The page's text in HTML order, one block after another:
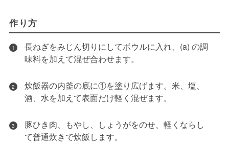
作り方
1
長ねぎをみじん切りにしてボウルに入れ、(a) の調
味料を加えて混ぜ合わせます。
2
炊飯器の内釜の底に①を塗り広げます。米、塩、
酒、水を加えて表面だけ軽く混ぜます。
3
豚ひき肉、もやし、しょうがをのせ、軽くならし
て普通炊きで炊飯します。